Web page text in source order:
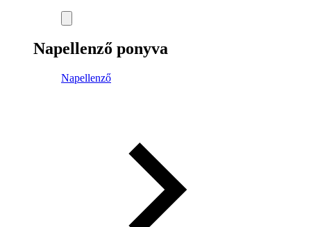
Napellenző ponyva
Napellenző